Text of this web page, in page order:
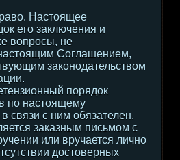
Настоящее
его заключения и
вопросы, не
Соглашением,
законодательством
порядок
по настоящему
связи с ним обязателен.
заказным письмом с
или вручается лично
достоверных